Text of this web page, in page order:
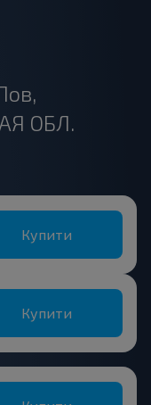
ОБЛ.
Купити
Купити